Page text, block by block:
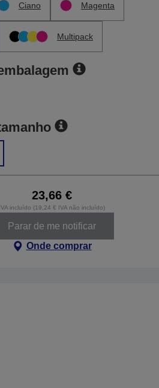
Ciano Magenta
Multipack
23,66 €
IVA incluído (19,24 € IVA não incluído)
Parar de me notificar
Onde comprar